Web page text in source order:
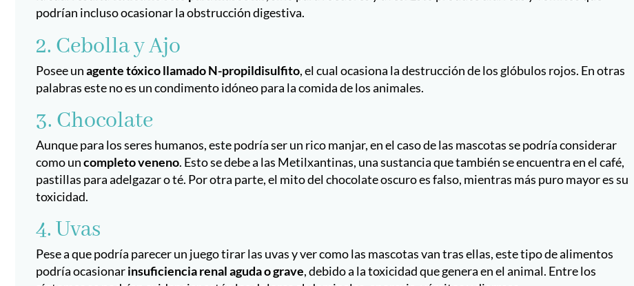
podrían incluso ocasionar la obstrucción digestiva.
2. Cebolla y Ajo
Posee unagente tóxico llamado N-propildisulfito, el cual ocasiona la destrucción de los glóbulos rojos. En otras
palabras este no es un condimento idóneo para la comida de los animales.
3. Chocolate
Aunque para los seres humanos, este podría ser un rico manjar, en el caso de las mascotas se podría considerar
como uncompleto veneno. Esto se debe a las Metilxantinas, una sustancia que también se encuentra en el café,
pastillas para adelgazar o té. Por otra parte, el mito del chocolate oscuro es falso, mientras más puro mayor es su
toxicidad.
4. Uvas
Pese a que podría parecer un juego tirar las uvas y ver como las mascotas van tras ellas, este tipo de alimentos
podría ocasionarinsuficiencia renal aguda o grave, debido a la toxicidad que genera en el animal. Entre los